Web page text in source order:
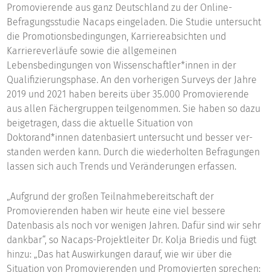
Promovierende aus ganz Deutschland zu der Online-
Befragungsstudie Nacaps eingeladen. Die Studie untersucht
die Promotionsbedingungen, Karriereabsichten und
Karriereverläufe sowie die allgemeinen
Lebensbedingungen von Wissenschaftler*innen in der
Qualifizierungsphase. An den vorherigen Surveys der Jahre
2019 und 2021 haben bereits über 35.000 Promovierende
aus allen Fächergruppen teilgenommen. Sie haben so dazu
beigetragen, dass die aktuelle Situation von
Doktorand*innen datenbasiert untersucht und besser ver-
standen werden kann. Durch die wiederholten Befragungen
lassen sich auch Trends und Veränderungen erfassen.
„Aufgrund der großen Teilnahmebereitschaft der
Promovierenden haben wir heute eine viel bessere
Datenbasis als noch vor wenigen Jahren. Dafür sind wir sehr
dankbar“, so Nacaps-Projektleiter Dr. Kolja Briedis und fügt
hinzu: „Das hat Auswirkungen darauf, wie wir über die
Situation von Promovierenden und Promovierten sprechen: